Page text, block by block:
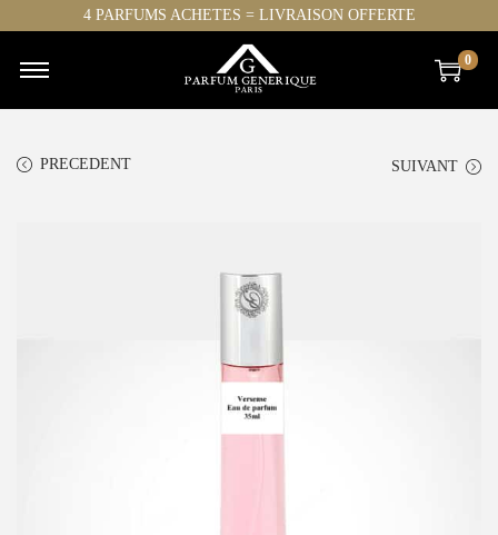
4 PARFUMS ACHETES = LIVRAISON OFFERTE
0
PRECEDENT SUIVANT